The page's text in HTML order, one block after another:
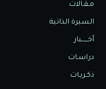
مـقـالات
السيرة الذاتية
أخــــــبار
دراسـات
ذكـريـات